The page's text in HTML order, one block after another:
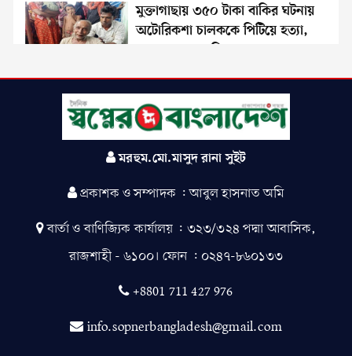
মুক্তাগাছায় ৩৫০ টাকা বাকির ঘটনায়
অটোরিকশা চালককে পিটিয়ে হত্যা,
ছাত্রদল নেতা বহিষ্কার
তালিকা
নড়াইলে ডিবি পুলিশের সফল
অভিযানে পঁচিশ পিস ইয়াবা
ট্যাবলেটসহ যুবতী গ্রেফতার
গণসংযোগ ও মোটরসাইকেল
শেখ হাসিনার মৃত্যুদণ্ড
মরহুম.মো.মাসুদ রানা সুইট
প্রকাশক ও সম্পাদক : আবুল হাসনাত অমি
বার্তা ও বাণিজ্যিক কার্যালয় : ৩২৩/৩২৪ পদ্মা আবাসিক,
রাজশাহী - ৬১০০। ফোন : ০২৪৭-৮৬০১৩৩
+8801 711 427 976
info.sopnerbangladesh@gmail.com